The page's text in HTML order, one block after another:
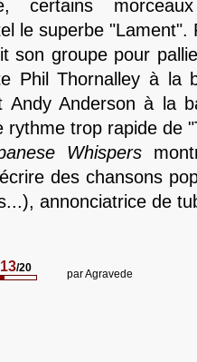
certains
le superbe
son groupe pour
Phil Thornalley à la
Andy Anderson à la
rythme trop rapide de
Whispers
des chansons
annonciatrice de
13/20 parAgravede